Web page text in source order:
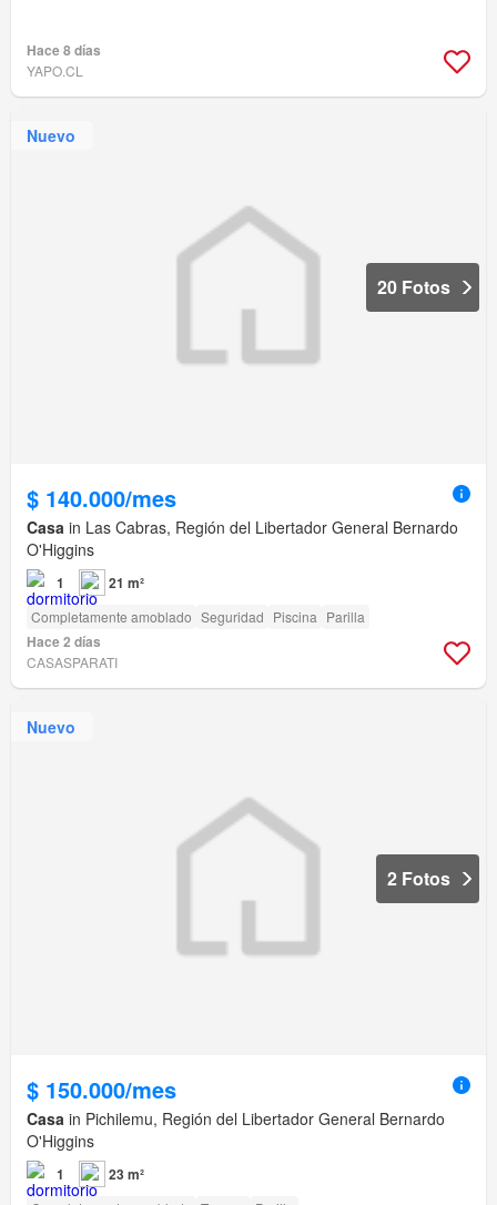
Hace 8 días
YAPO.CL
Nuevo
20 Fotos
$ 140.000/mes
Casa in Las Cabras, Región del Libertador General Bernardo
O'Higgins
1 21 m²
Completamente amoblado Seguridad Piscina Parilla
Hace 2 días
CASASPARATI
Nuevo
2 Fotos
$ 150.000/mes
Casa in Pichilemu, Región del Libertador General Bernardo
O'Higgins
1 23 m²